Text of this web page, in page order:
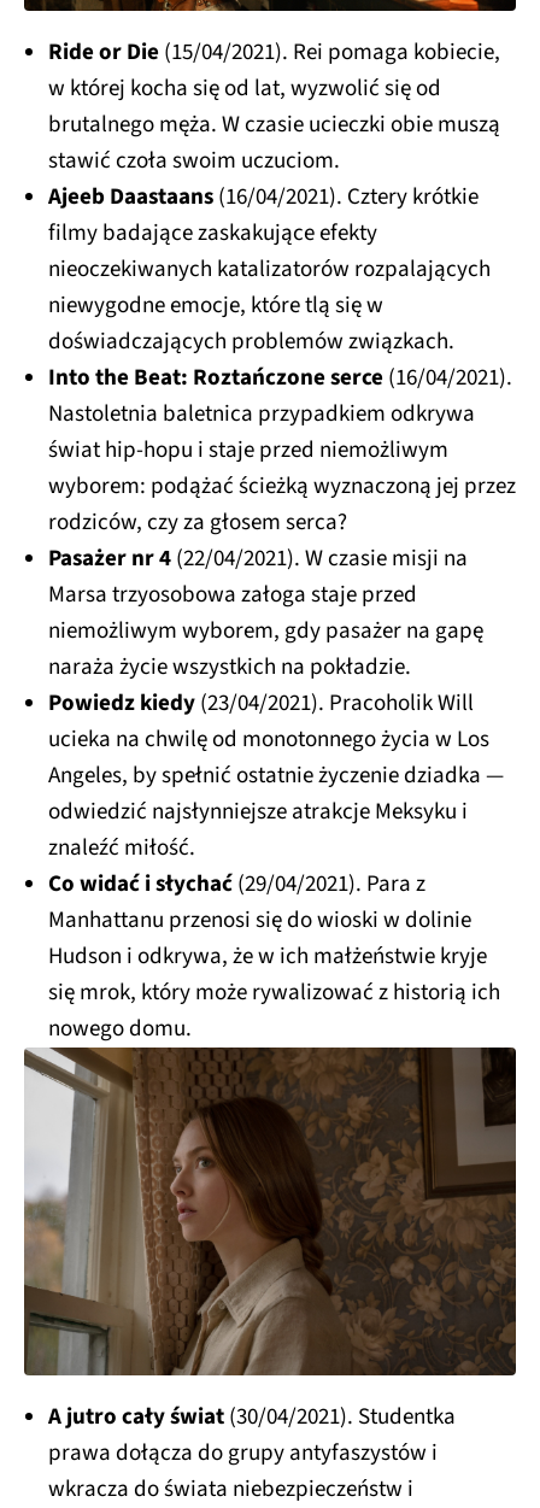
Ride or Die(15/04/2021). Rei pomaga kobiecie,
w której kocha się od lat, wyzwolić się od
brutalnego męża. W czasie ucieczki obie muszą
stawić czoła swoim uczuciom.
Ajeeb Daastaans(16/04/2021). Cztery krótkie
filmy badające zaskakujące efekty
nieoczekiwanych katalizatorów rozpalających
niewygodne emocje, które tlą się w
doświadczających problemów związkach.
Into the Beat: Roztańczone serce(16/04/2021).
Nastoletnia baletnica przypadkiem odkrywa
świat hip-hopu i staje przed niemożliwym
wyborem: podążać ścieżką wyznaczoną jej przez
rodziców, czy za głosem serca?
Pasażer nr 4(22/04/2021). W czasie misji na
Marsa trzyosobowa załoga staje przed
niemożliwym wyborem, gdy pasażer na gapę
naraża życie wszystkich na pokładzie.
Powiedz kiedy(23/04/2021). Pracoholik Will
ucieka na chwilę od monotonnego życia w Los
Angeles, by spełnić ostatnie życzenie dziadka —
odwiedzić najsłynniejsze atrakcje Meksyku i
znaleźć miłość.
Co widać i słychać(29/04/2021). Para z
Manhattanu przenosi się do wioski w dolinie
Hudson i odkrywa, że w ich małżeństwie kryje
się mrok, który może rywalizować z historią ich
nowego domu.
A jutro cały świat(30/04/2021). Studentka
prawa dołącza do grupy antyfaszystów i
wkracza do świata niebezpieczeństw i